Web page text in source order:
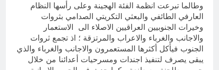
وطالما تبرعت انظمة الفئة الهجينة وعلى رأسها النظام
العارفي الطائفي والبعثي التكريتي الصدامي بثروات
وخيرات الجنوبيين العراقيين الاصلاء الى الاستعمار
والاجانب والغرباء والاعراب والمرتزقة ؛ اذ تجمع ثروات
الجنوب فيأكل أكثرها المستعمرون والاجانب والغرباء والذي
يبقى يصرف لتنفيذ اجندات ومسرحيات أعدائنا من خلال